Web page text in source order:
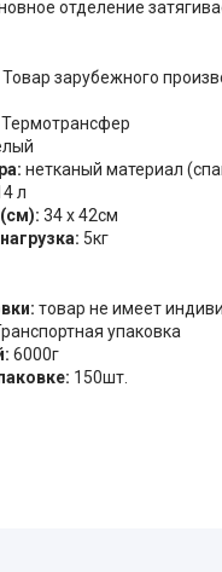
отделение
Товар зарубежного
Термотрансфер
нетканый материал
л
34 х 42см
5кг
товар не имеет
упаковка
6000г
150шт.